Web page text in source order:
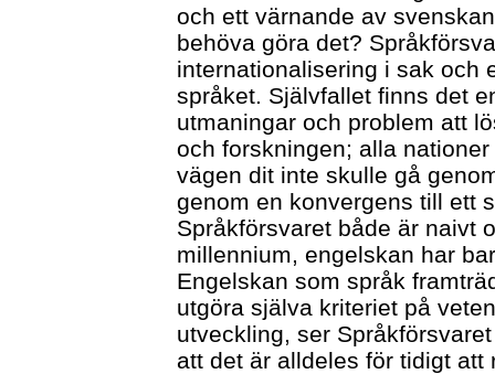
och ett värnande av
behöva göra det?
internationalisering i sak och
språket. Självfallet finns det
utmaningar och problem att
och forskningen; alla
vägen dit inte skulle gå
genom en konvergens till ett
Språkförsvaret både är naivt
millennium, engelskan har
Engelskan som språk
utgöra själva kriteriet på
utveckling, ser
att det är alldeles för tidigt att